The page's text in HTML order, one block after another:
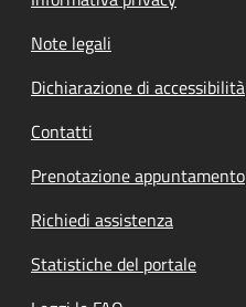
Note legali
Dichiarazione di accessibilità
Contatti
Prenotazione appuntamento
Richiedi assistenza
Statistiche del portale